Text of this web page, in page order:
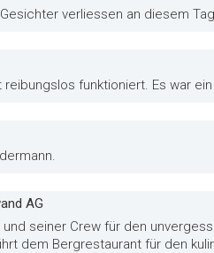
verliessen an diesem
funktioniert. Es war
AG
seiner Crew für den
dem Bergrestaurant für den